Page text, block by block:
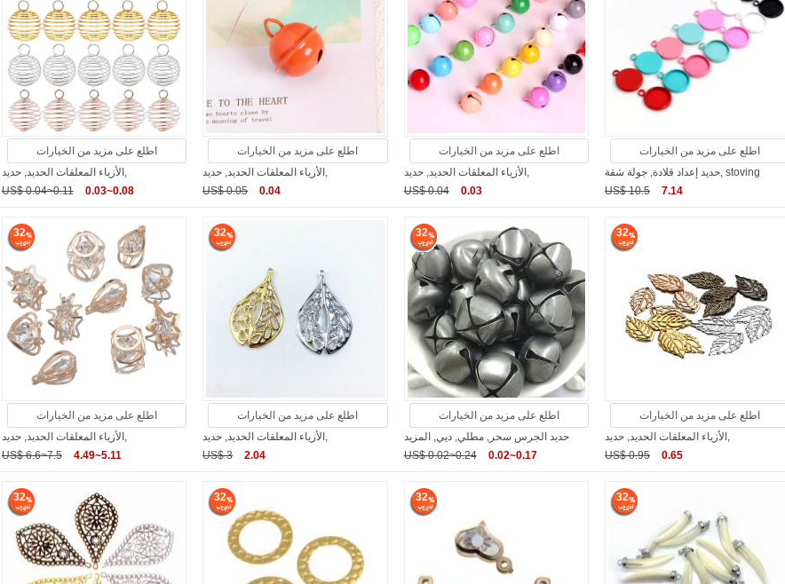
اطلع على مزيد من الخيارات
الأزياء المعلقات الحديد, حديد,
US$ 0.04~0.11
0.03~0.08
اطلع على مزيد من الخيارات
الأزياء المعلقات الحديد, حديد,
US$ 0.05
0.04
اطلع على مزيد من الخيارات
الأزياء المعلقات الحديد, حديد,
US$ 0.04
0.03
اطلع على مزيد من الخيارات
حديد إعداد قلادة, جولة شقة, stoving
US$ 10.5
7.14
32
اطلع على مزيد من الخيارات
الأزياء المعلقات الحديد, حديد,
US$ 6.6~7.5
4.49~5.11
32
اطلع على مزيد من الخيارات
الأزياء المعلقات الحديد, حديد,
US$ 3
2.04
32
اطلع على مزيد من الخيارات
حديد الجرس سحر, مطلي, ديي, المزيد
US$ 0.02~0.24
0.02~0.17
32
اطلع على مزيد من الخيارات
الأزياء المعلقات الحديد, حديد,
US$ 0.95
0.65
32 32 32 32